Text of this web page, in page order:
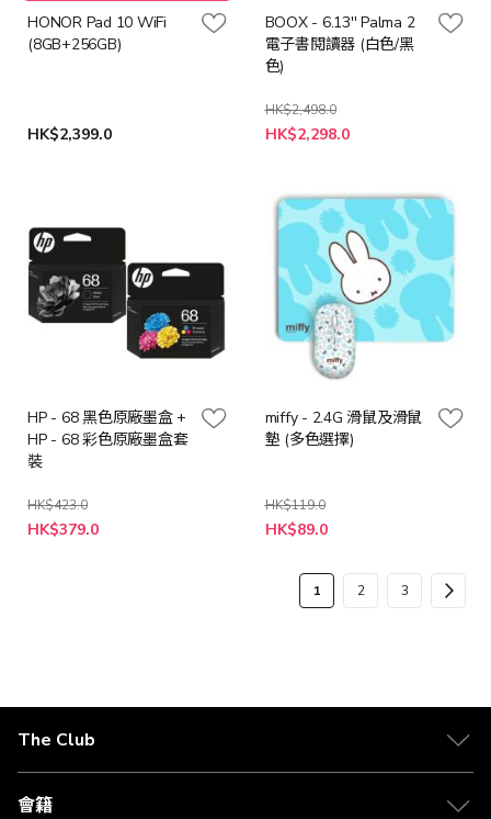
HONOR Pad 10 WiFi
(8GB+256GB)
HK$2,399.0
BOOX - 6.13'' Palma 2
電子書閱讀器 (白色/黑
色)
HK$2,498.0
HK$2,298.0
HP - 68 黑色原廠墨盒 +
HP - 68 彩色原廠墨盒套
裝
HK$423.0
特
殊
HK$379.0
miffy - 2.4G 滑鼠及滑鼠
墊 (多色選擇)
HK$119.0
HK$89.0
頁
面
您
1
頁
2
頁
3
The Club
關於 The Club
合作夥伴
會籍